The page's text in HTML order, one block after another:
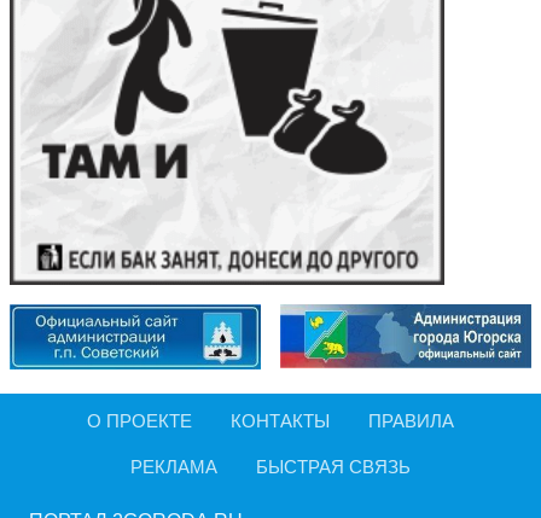
О ПРОЕКТЕ КОНТАКТЫ ПРАВИЛА
РЕКЛАМА БЫСТРАЯ СВЯЗЬ